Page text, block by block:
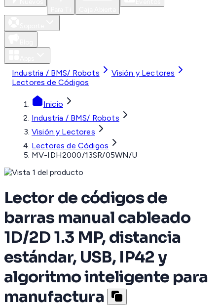
Industria / BMS/ Robots
Visión y Lectores
Lectores de Códigos
Inicio
Industria / BMS/ Robots
Visión y Lectores
Lectores de Códigos
MV-IDH2000/13SR/05WN/U
Lector de códigos de
barras manual cableado
1D/2D 1.3 MP, distancia
estándar, USB, IP42 y
algoritmo inteligente para
manufactura